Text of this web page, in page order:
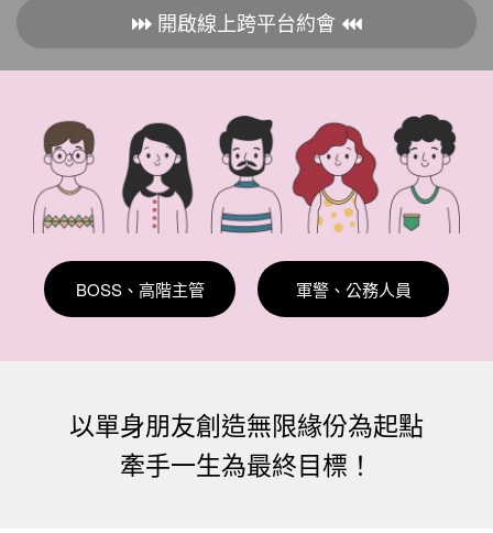
開啟線上跨平台約會
BOSS、高階主管 軍警、公務人員
以單身朋友創造無限緣份為起點
牽手一生為最終目標！